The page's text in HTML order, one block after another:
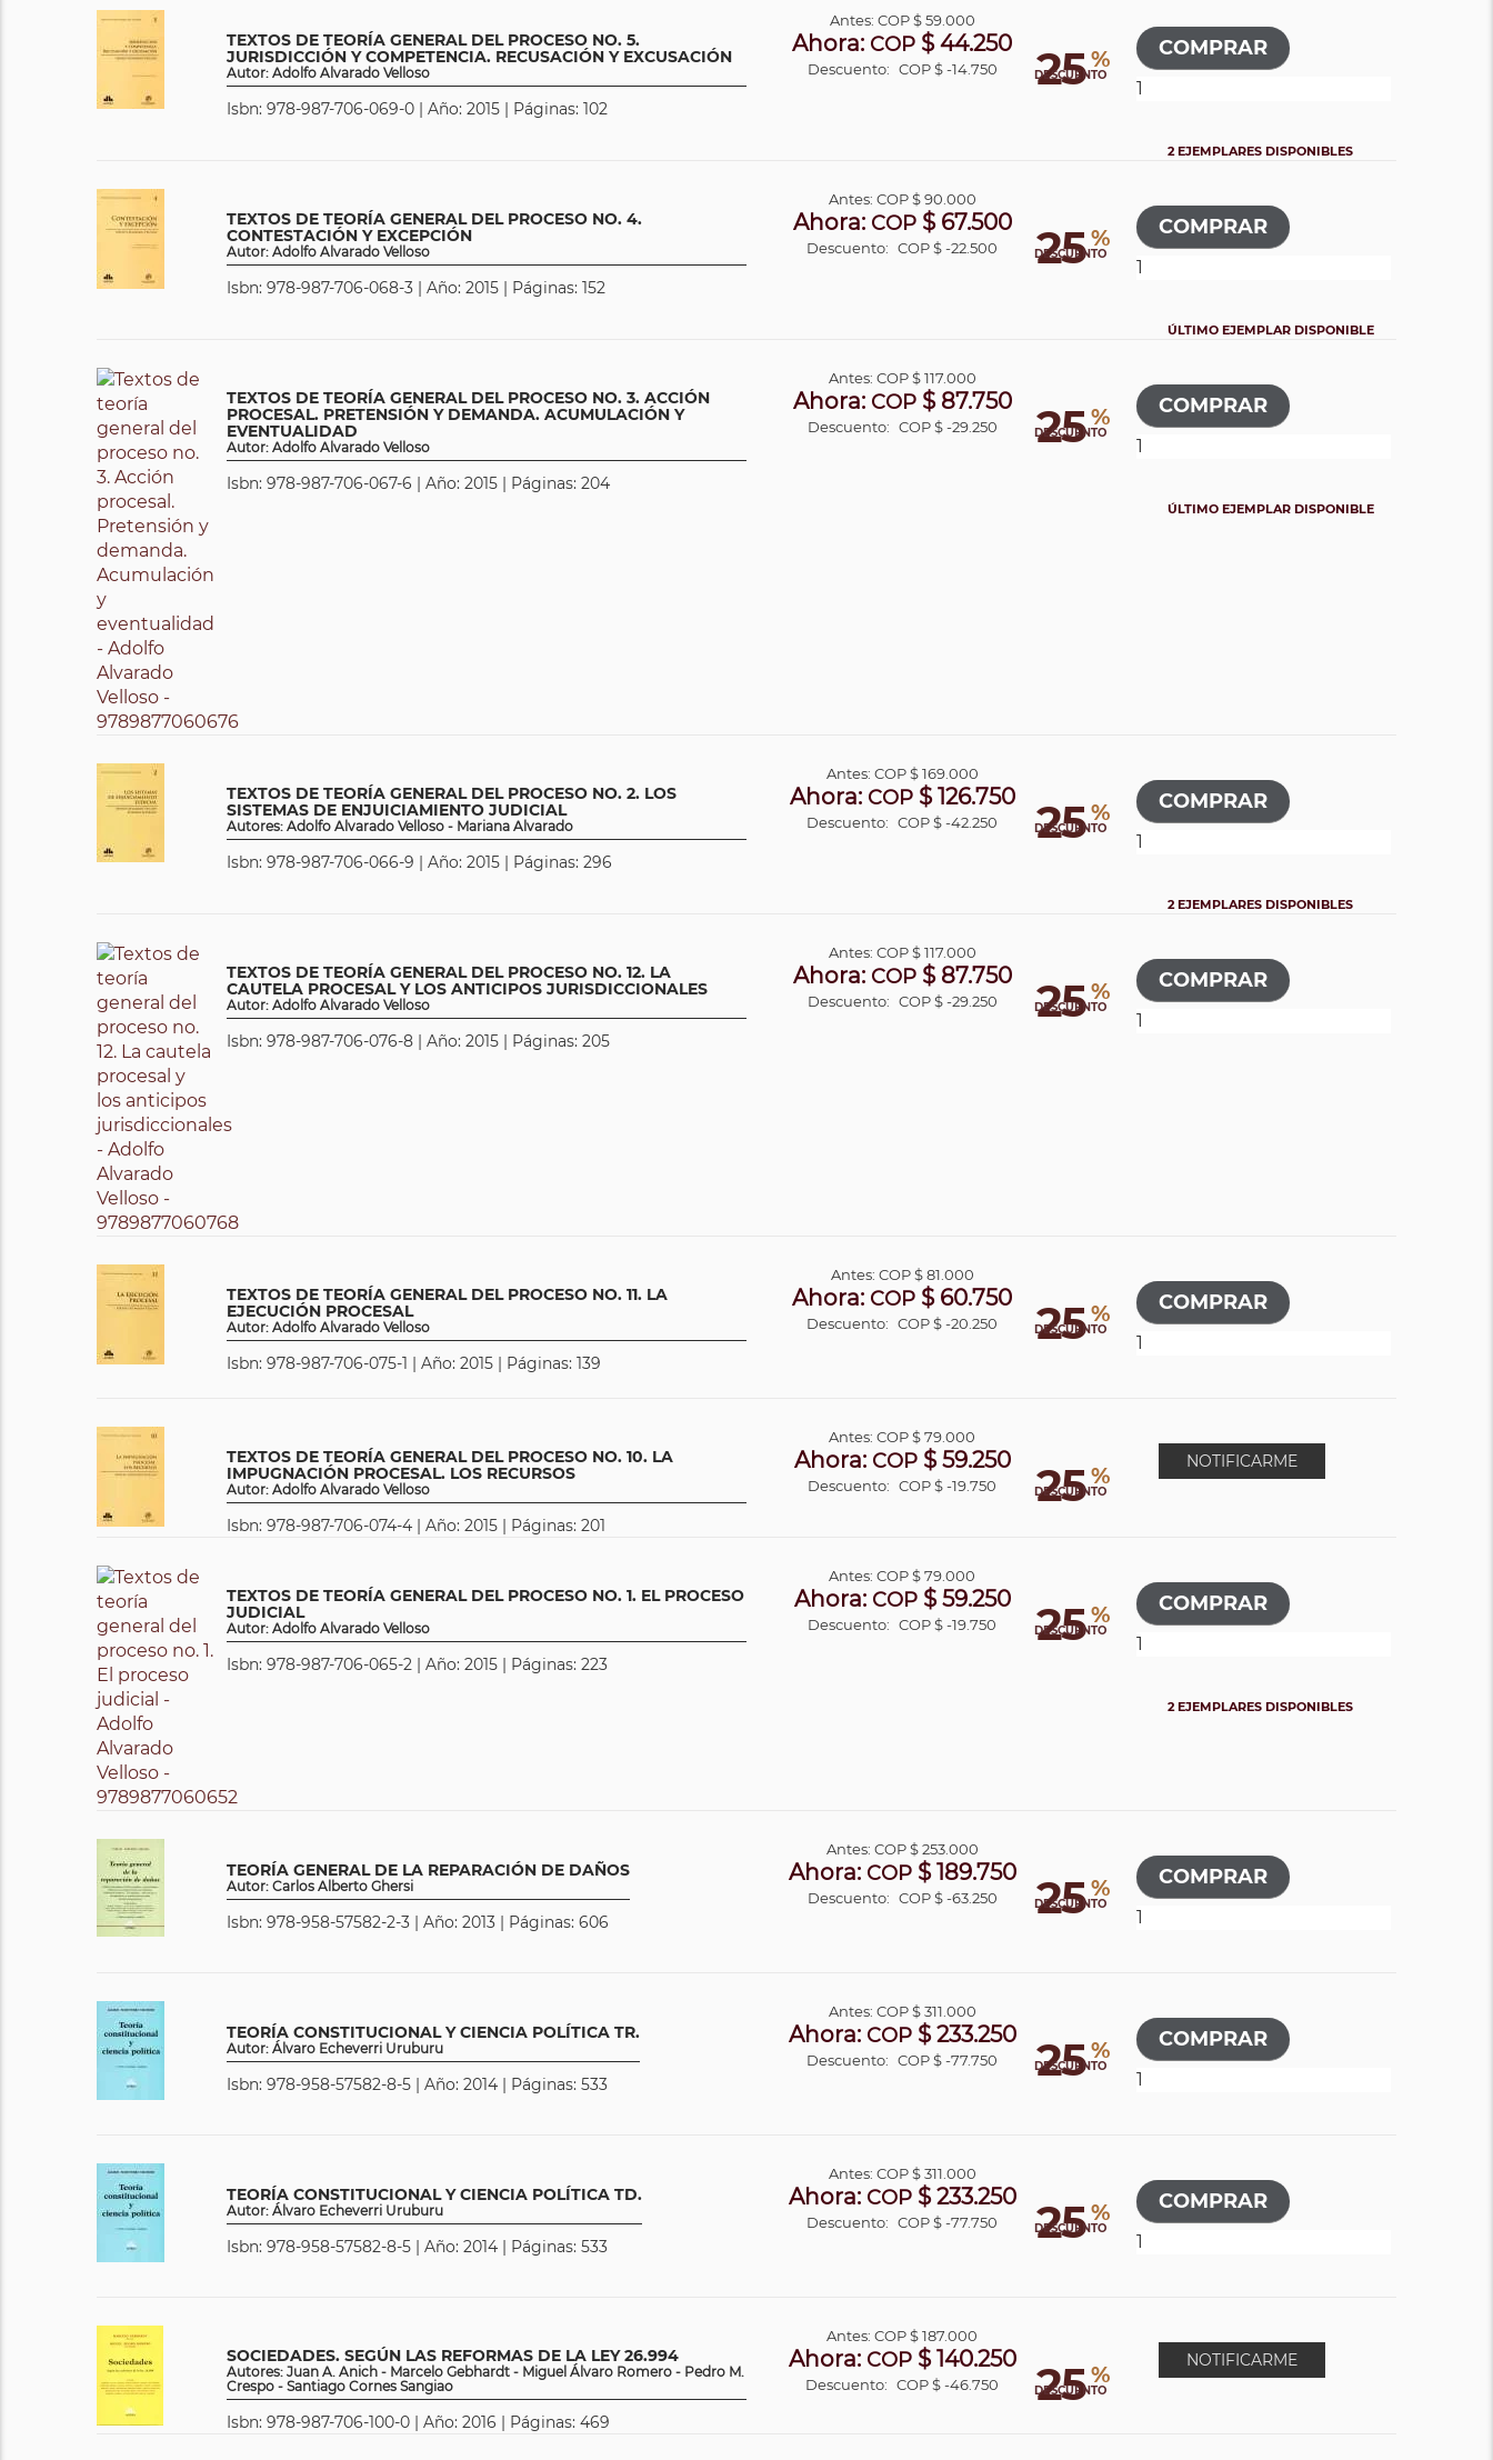
TEXTOS DE TEORÍA GENERAL DEL PROCESO NO. 5.
JURISDICCIÓN Y COMPETENCIA. RECUSACIÓN Y EXCUSACIÓN
Autor: Adolfo Alvarado Velloso
Isbn: 978-987-706-069-0 | Año: 2015 | Páginas: 102
25 %
DESCUENTO
Antes: COP$ 59.000
Ahora: COP $ 44.250
Descuento: COP $ -14.750
2 EJEMPLARES DISPONIBLES
TEXTOS DE TEORÍA GENERAL DEL PROCESO NO. 4.
CONTESTACIÓN Y EXCEPCIÓN
Autor: Adolfo Alvarado Velloso
Isbn: 978-987-706-068-3 | Año: 2015 | Páginas: 152
25 %
DESCUENTO
Antes: COP$ 90.000
Ahora: COP$ 67.500
Descuento: COP $ -22.500
ÚLTIMO EJEMPLAR DISPONIBLE
TEXTOS DE TEORÍA GENERAL DEL PROCESO NO. 3. ACCIÓN
PROCESAL. PRETENSIÓN Y DEMANDA. ACUMULACIÓN Y
EVENTUALIDAD
Autor: Adolfo Alvarado Velloso
Isbn: 978-987-706-067-6 | Año: 2015 | Páginas: 204
25 %
DESCUENTO
Antes: COP$ 117.000
Ahora: COP$ 87.750
Descuento: COP $ -29.250
ÚLTIMO EJEMPLAR DISPONIBLE
TEXTOS DE TEORÍA GENERAL DEL PROCESO NO. 2. LOS
SISTEMAS DE ENJUICIAMIENTO JUDICIAL
Autores: Adolfo Alvarado Velloso - Mariana Alvarado
Isbn: 978-987-706-066-9 | Año: 2015 | Páginas: 296
25 %
DESCUENTO
Antes: COP$ 169.000
Ahora: COP$ 126.750
Descuento: COP $ -42.250
2 EJEMPLARES DISPONIBLES
TEXTOS DE TEORÍA GENERAL DEL PROCESO NO. 12. LA
CAUTELA PROCESAL Y LOS ANTICIPOS JURISDICCIONALES
Autor: Adolfo Alvarado Velloso
Isbn: 978-987-706-076-8 | Año: 2015 | Páginas: 205
25 %
DESCUENTO
Antes: COP$ 117.000
Ahora: COP$ 87.750
Descuento: COP $ -29.250
TEXTOS DE TEORÍA GENERAL DEL PROCESO NO. 11. LA
EJECUCIÓN PROCESAL
Autor: Adolfo Alvarado Velloso
Isbn: 978-987-706-075-1 | Año: 2015 | Páginas: 139
25 %
DESCUENTO
Antes: COP$ 81.000
Ahora: COP $ 60.750
Descuento: COP $ -20.250
TEXTOS DE TEORÍA GENERAL DEL PROCESO NO. 10. LA
IMPUGNACIÓN PROCESAL. LOS RECURSOS
Autor: Adolfo Alvarado Velloso
Isbn: 978-987-706-074-4 | Año: 2015 | Páginas: 201
25 %
DESCUENTO
Antes:COP$ 79.000
Ahora: COP$ 59.250
Descuento: COP $ -19.750
NOTIFICARME
TEXTOS DE TEORÍA GENERAL DEL PROCESO NO. 1. EL PROCESO
JUDICIAL
Autor: Adolfo Alvarado Velloso
Isbn: 978-987-706-065-2 | Año: 2015 | Páginas: 223
25 %
DESCUENTO
Antes:COP$ 79.000
Ahora: COP$ 59.250
Descuento: COP $ -19.750
2 EJEMPLARES DISPONIBLES
TEORÍA GENERAL DE LA REPARACIÓN DE DAÑOS
Autor: Carlos Alberto Ghersi
Isbn: 978-958-57582-2-3 | Año: 2013 | Páginas: 606 25 %
DESCUENTO
Antes: COP$ 253.000
Ahora: COP$ 189.750
Descuento: COP $ -63.250
TEORÍA CONSTITUCIONAL Y CIENCIA POLÍTICA TR.
Autor: Álvaro Echeverri Uruburu
Isbn: 978-958-57582-8-5 | Año: 2014 | Páginas: 533 25 %
DESCUENTO
Antes: COP$ 311.000
Ahora: COP$ 233.250
Descuento: COP $ -77.750
TEORÍA CONSTITUCIONAL Y CIENCIA POLÍTICA TD.
Autor: Álvaro Echeverri Uruburu
Isbn: 978-958-57582-8-5 | Año: 2014 | Páginas: 533 25 %
DESCUENTO
Antes: COP$ 311.000
Ahora: COP$ 233.250
Descuento: COP $ -77.750
SOCIEDADES. SEGÚN LAS REFORMAS DE LA LEY 26.994
Autores: Juan A. Anich - Marcelo Gebhardt - Miguel Álvaro Romero - Pedro M.
Crespo - Santiago Cornes Sangiao
Isbn: 978-987-706-100-0 | Año: 2016 | Páginas: 469
25 %
DESCUENTO
Antes:COP$ 187.000
Ahora: COP$ 140.250
Descuento: COP $ -46.750
NOTIFICARME